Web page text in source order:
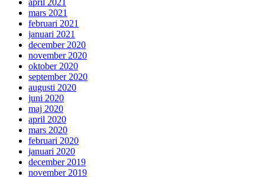
mars 2021
februari 2021
januari 2021
december 2020
november 2020
oktober 2020
september 2020
augusti 2020
juni 2020
maj 2020
april 2020
mars 2020
februari 2020
januari 2020
december 2019
november 2019